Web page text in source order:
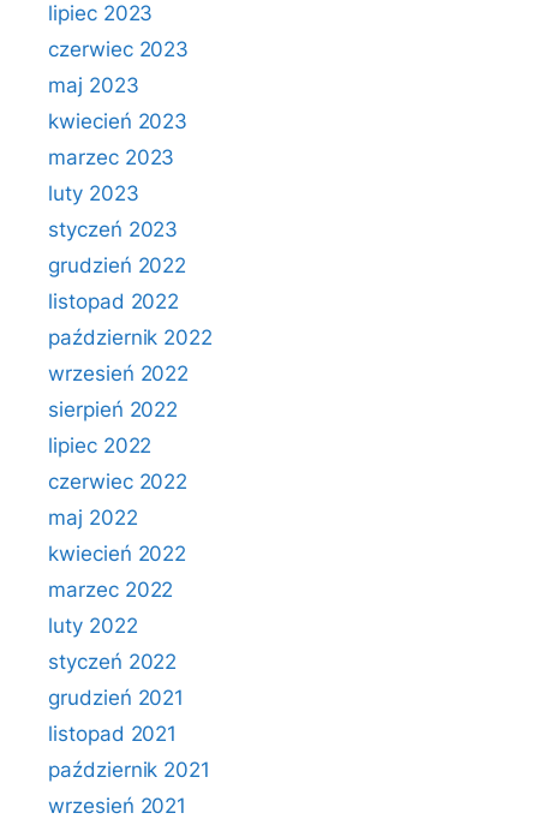
lipiec 2023
czerwiec 2023
maj 2023
kwiecień 2023
marzec 2023
luty 2023
styczeń 2023
grudzień 2022
listopad 2022
październik 2022
wrzesień 2022
sierpień 2022
lipiec 2022
czerwiec 2022
maj 2022
kwiecień 2022
marzec 2022
luty 2022
styczeń 2022
grudzień 2021
listopad 2021
październik 2021
wrzesień 2021